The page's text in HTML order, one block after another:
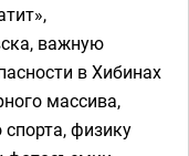
важную
в Хибинах
массива,
физику